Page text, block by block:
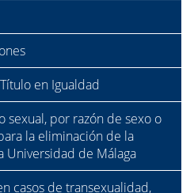
en Igualdad
sexual, por razón de sexo o
la eliminación de la
Universidad de Málaga
casos de transexualidad,